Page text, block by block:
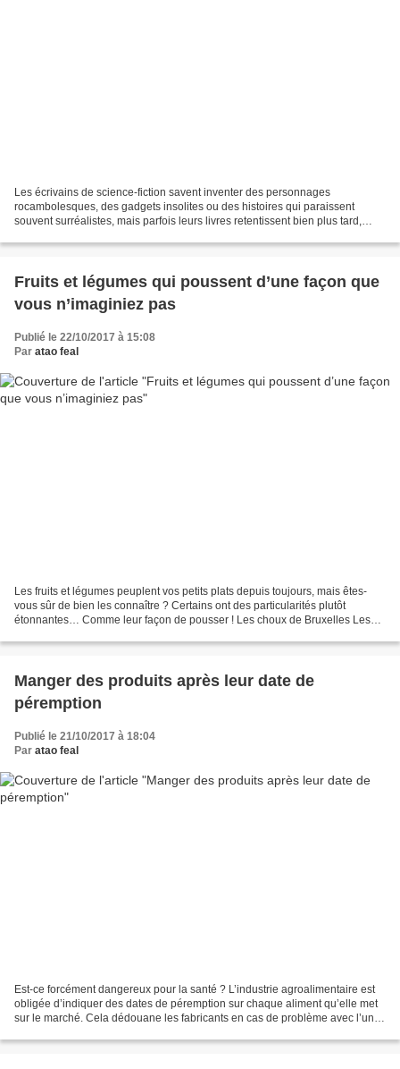
Les écrivains de science-fiction savent inventer des personnages
rocambolesques, des gadgets insolites ou des histoires qui paraissent
souvent surréalistes, mais parfois leurs livres retentissent bien plus tard,
Fruits et légumes qui poussent d’une façon que
vous n’imaginiez pas
Publié le 22/10/2017 à 15:08
Par atao feal
Les fruits et légumes peuplent vos petits plats depuis toujours, mais êtes-
vous sûr de bien les connaître ? Certains ont des particularités plutôt
étonnantes… Comme leur façon de pousser ! Les choux de Bruxelles Les
Manger des produits après leur date de
péremption
Publié le 21/10/2017 à 18:04
Par atao feal
Est-ce forcément dangereux pour la santé ? L’industrie agroalimentaire est
obligée d’indiquer des dates de péremption sur chaque aliment qu’elle met
sur le marché. Cela dédouane les fabricants en cas de problème avec l’un